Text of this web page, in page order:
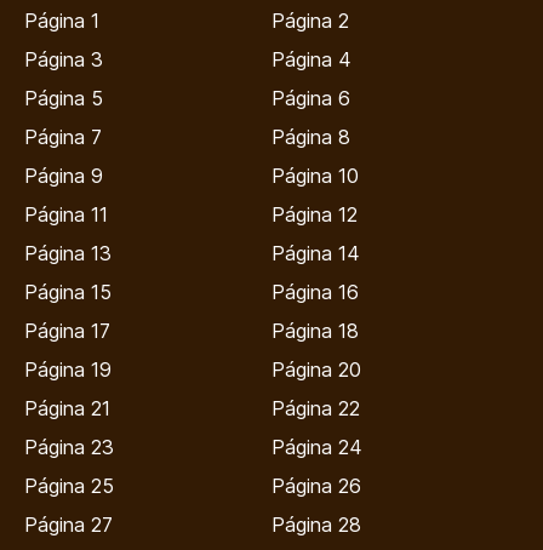
Página 1
Página 2
Página 3
Página 4
Página 5
Página 6
Página 7
Página 8
Página 9
Página 10
Página 11
Página 12
Página 13
Página 14
Página 15
Página 16
Página 17
Página 18
Página 19
Página 20
Página 21
Página 22
Página 23
Página 24
Página 25
Página 26
Página 27
Página 28